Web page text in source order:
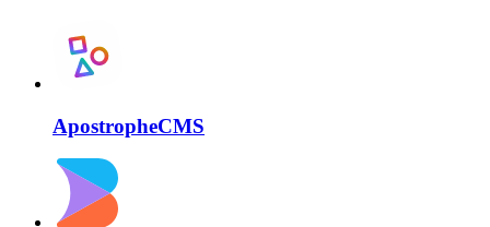
ApostropheCMS